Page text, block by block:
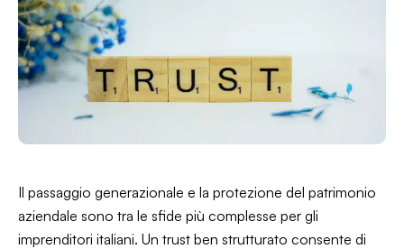
Il passaggio generazionale e la protezione del patrimonio
aziendale sono tra le sfide più complesse per gli
imprenditori italiani. Un trust ben strutturato consente di